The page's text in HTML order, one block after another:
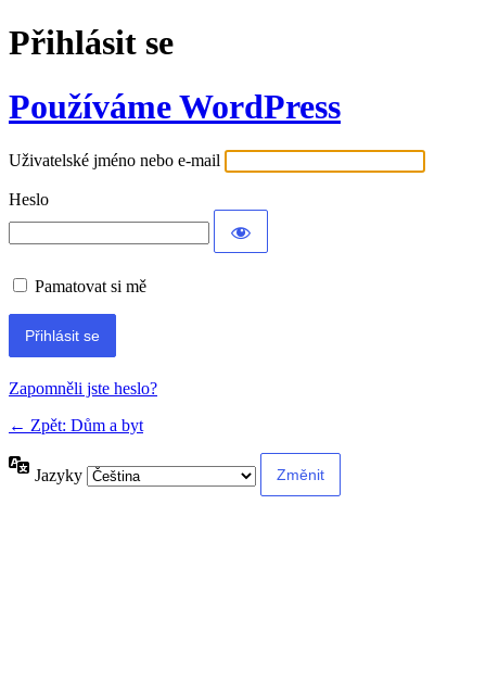
Přihlásit se
Používáme WordPress
Uživatelské jméno nebo e-mail
Heslo
Pamatovat si mě
Alternative:
Zapomněli jste heslo?
← Zpět: Dům a byt
Jazyky